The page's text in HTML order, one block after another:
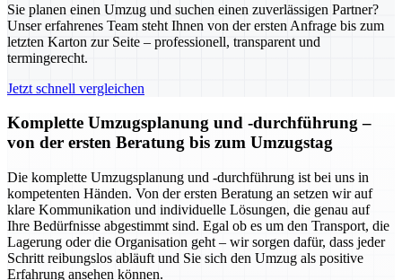
Sie planen einen Umzug und suchen einen zuverlässigen Partner?
Unser erfahrenes Team steht Ihnen von der ersten Anfrage bis zum
letzten Karton zur Seite – professionell, transparent und
termingerecht.
Jetzt schnell vergleichen
Komplette Umzugsplanung und -durchführung –
von der ersten Beratung bis zum Umzugstag
Die komplette Umzugsplanung und -durchführung ist bei uns in
kompetenten Händen. Von der ersten Beratung an setzen wir auf
klare Kommunikation und individuelle Lösungen, die genau auf
Ihre Bedürfnisse abgestimmt sind. Egal ob es um den Transport, die
Lagerung oder die Organisation geht – wir sorgen dafür, dass jeder
Schritt reibungslos abläuft und Sie sich den Umzug als positive
Erfahrung ansehen können.